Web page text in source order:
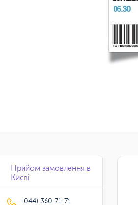
Прийом замовлення в
Києві
(044) 360-71-71